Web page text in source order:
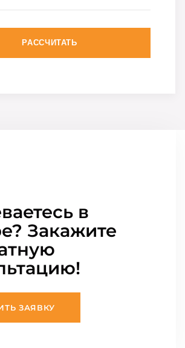
РАССЧИТАТЬ
в
Закажите
ЗАЯВКУ